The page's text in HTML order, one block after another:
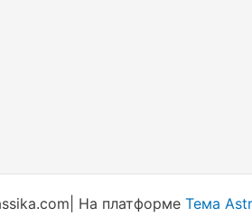
На платформе Тема